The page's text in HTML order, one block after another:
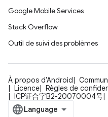
Google Mobile Services
Stack Overflow
Outil de suivi des problèmes
À propos d'Android
Licence
Règles de
ICP证合字B2-20070004号